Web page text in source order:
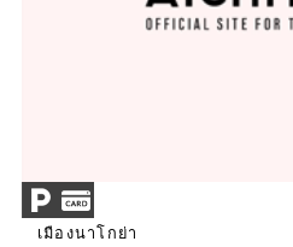
เมืองนาโกย่า